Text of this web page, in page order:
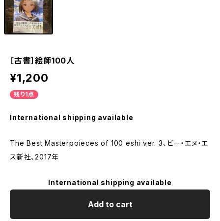
［古書］絵師100人
¥1,200
残り1点
International shipping available
The Best Masterpoieces of 100 eshi ver. 3、ビー・エヌ・エ
ス新社、2017年
International shipping available
Add to cart